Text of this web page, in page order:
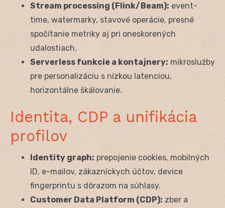
Stream processing (Flink/Beam): event-
time, watermarky, stavové operácie, presné
spočítanie metriky aj pri oneskorených
udalostiach.
Serverless funkcie a kontajnery: mikroslužby
pre personalizáciu s nízkou latenciou,
horizontálne škálovanie.
Identita, CDP a unifikácia
profilov
Identity graph: prepojenie cookies, mobilných
ID, e-mailov, zákazníckych účtov, device
fingerprintu s dôrazom na súhlasy.
Customer Data Platform (CDP): zber a